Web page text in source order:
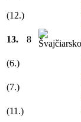
(12.)
13. 8
(6.)
(7.)
(11.)